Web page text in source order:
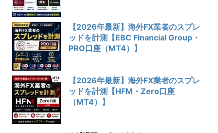
【2026年最新】海外FX業者のスプレ
ッドを計測【EBC Financial Group・
PRO口座（MT4）】
【2026年最新】海外FX業者のスプレ
ッドを計測【HFM・Zero口座
（MT4）】